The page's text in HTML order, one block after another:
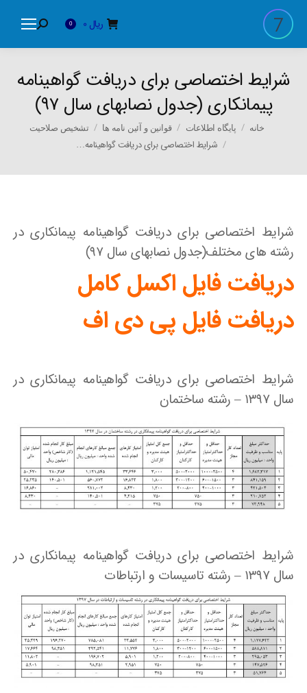
ریال 0
Search:
شرایط اختصاصی برای دریافت گواهینامه
پیمانکاری (جدول نصابهای سال ۹۷)
You are here:
خانه پایگاه اطلاعات قوانین و آئین نامه ها تشخیص صلاحیت
شرایط اختصاصی برای دریافت گواهینامه…
شرایط اختصاصی برای دریافت گواهینامه پیمانکاری در
رشته های مختلف(جدول نصابهای سال ۹۷)
دریافت فایل اکسل کامل
دریافت فایل پی دی اف
شرایط اختصاصی برای دریافت گواهینامه پیمانکاری در
سال ۱۳۹۷ – رشته ساختمان
شرایط اختصاصی برای دریافت گواهینامه پیمانکاری در
سال ۱۳۹۷ – رشته تاسیسات و ارتباطات